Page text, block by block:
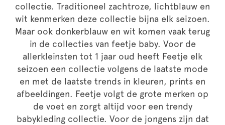
collectie. Traditioneel zachtroze, lichtblauw en
wit kenmerken deze collectie bijna elk seizoen.
Maar ook donkerblauw en wit komen vaak terug
in de collecties van feetje baby. Voor de
allerkleinsten tot 1 jaar oud heeft Feetje elk
seizoen een collectie volgens de laatste mode
en met de laatste trends in kleuren, prints en
afbeeldingen. Feetje volgt de grote merken op
de voet en zorgt altijd voor een trendy
babykleding collectie. Voor de jongens zijn dat